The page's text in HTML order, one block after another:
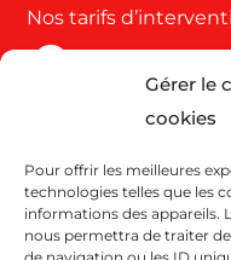
Gérer le
cookies
Pour offrir les meilleures
technologies telles que les
informations des appareils.
nous permettra de traiter
Nos tarifs
Côte d'azur et Var
06110 Le Cannet
04 93 43 38 46